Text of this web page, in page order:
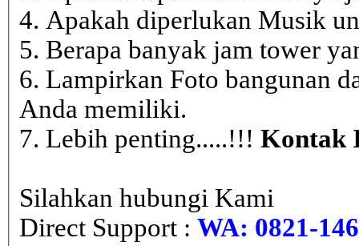
4. Apakah diperlukan Musik
5. Berapa banyak jam tower
6. Lampirkan Foto bangunan
Anda memiliki.
7. Lebih penting.....!!! Kontak
Silahkan hubungi Kami
Direct Support : WA: 0821-